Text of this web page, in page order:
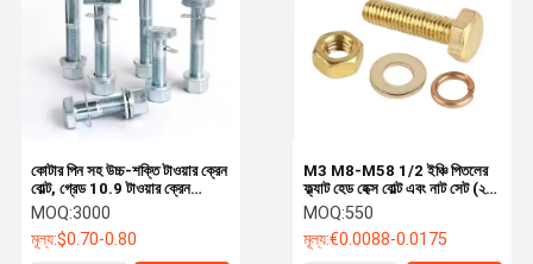
M3 M8-M58 1/2 ইঞ্চি পিতলের
ফ্ল্যাট হেড হেক্স বোল্ট এবং নাট সেট (২টি
নাট সহ)
MOQ:550
মূল্য:€0.0088-0.0175
কোটার পিন সহ উচ্চ-শক্তি টাওয়ার ক্রেন
বোল্ট, গ্রেড 10.9 টাওয়ার ক্রেন
স্ট্যান্ডার্ড বিভাগ বোল্টকে বাদামের সাথে
সংযুক্ত করে
MOQ:3000
মূল্য:$0.70-0.80